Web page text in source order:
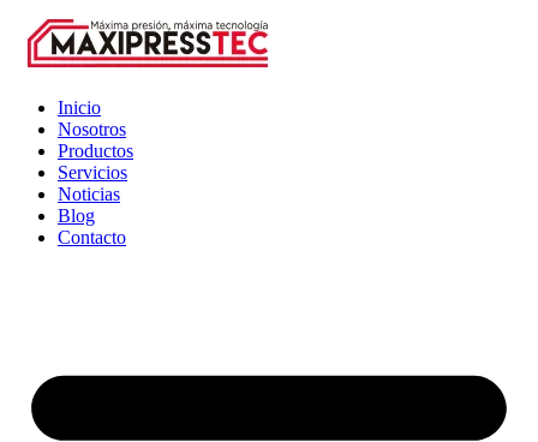
Inicio
Nosotros
Productos
Servicios
Noticias
Blog
Contacto